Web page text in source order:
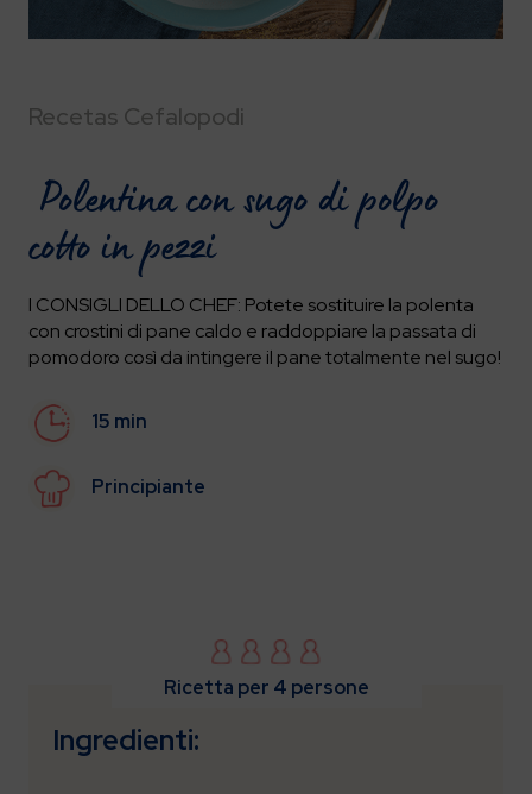
Recetas Cefalopodi
Polentina con sugo di polpo
cotto in pezzi
I CONSIGLI DELLO CHEF: Potete sostituire la polenta
con crostini di pane caldo e raddoppiare la passata di
pomodoro così da intingere il pane totalmente nel sugo!
15 min
Principiante
Ricetta per 4 persone
Ingredienti: